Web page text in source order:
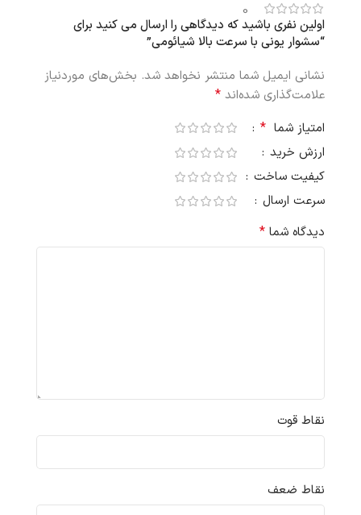
0
اولین نفری باشید که دیدگاهی را ارسال می کنید برای
“سشوار یونی با سرعت بالا شیائومی”
نشانی ایمیل شما منتشر نخواهد شد. بخش‌های موردنیاز
علامت‌گذاری شده‌اند *
امتیاز شما *
ارزش خرید
کیفیت ساخت
سرعت ارسال
دیدگاه شما *
نقاط قوت
نقاط ضعف